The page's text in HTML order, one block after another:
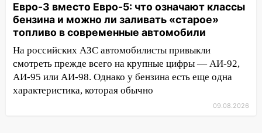
08.08.2026
20:10 Во время урагана в Ульяновске на
Волге перевернулась лодка
19:55
В Ульяновске упавшее дерево
заблокировало в машине двух женщин
17:15 В Ульяновской области
ремонтируют девять мостов: один уже
Евро-3 вместо Евро-5: что означают классы
бензина и можно ли заливать «старое»
топливо в современные автомобили
На российских АЗС автомобилисты привыкли
смотреть прежде всего на крупные цифры — АИ-92,
АИ-95 или АИ-98. Однако у бензина есть еще одна
характеристика, которая обычно
09.08.2026